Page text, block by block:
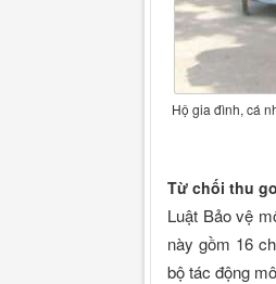
Hộ gia đình, cá
Từ chối thu
Luật Bảo vệ
này gồm 16
bộ tác động